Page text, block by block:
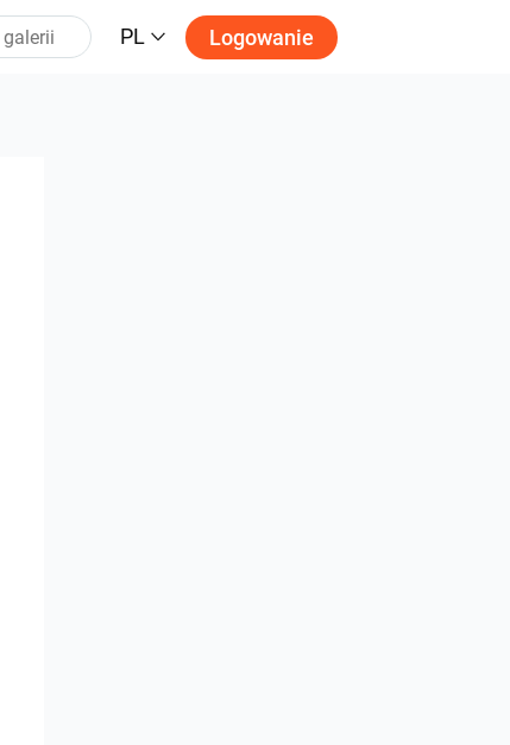
PL Logowanie